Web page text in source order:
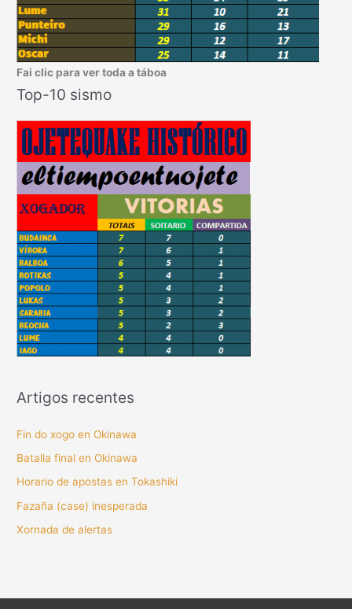
Fai clic para ver toda a táboa
Top-10 sismo
Artigos recentes
Fin do xogo en Okinawa
Batalla final en Okinawa
Horario de apostas en Tokashiki
Fazaña (case) inesperada
Xornada de alertas